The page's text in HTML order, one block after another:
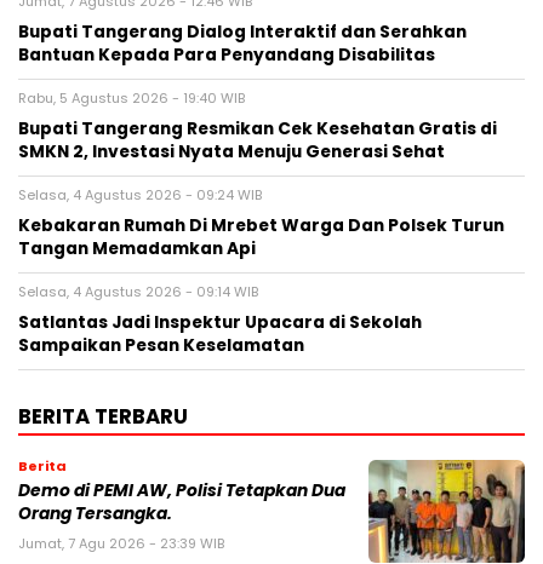
Bupati Tangerang Dialog Interaktif dan Serahkan
Bantuan Kepada Para Penyandang Disabilitas
Rabu, 5 Agustus 2026 - 19:40 WIB
‎Bupati Tangerang Resmikan Cek Kesehatan Gratis di
SMKN 2, Investasi Nyata Menuju Generasi Sehat
Selasa, 4 Agustus 2026 - 09:24 WIB
Kebakaran Rumah Di Mrebet Warga Dan Polsek Turun
Tangan Memadamkan Api
Selasa, 4 Agustus 2026 - 09:14 WIB
Satlantas Jadi Inspektur Upacara di Sekolah
Sampaikan Pesan Keselamatan
BERITA TERBARU
Berita
Demo di PEMI AW, Polisi Tetapkan Dua
Orang Tersangka.
Jumat, 7 Agu 2026 - 23:39 WIB